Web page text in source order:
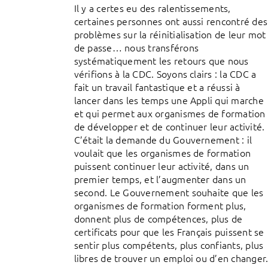
Il y a certes eu des ralentissements,
certaines personnes ont aussi rencontré des
problèmes sur la réinitialisation de leur mot
de passe… nous transférons
systématiquement les retours que nous
vérifions à la CDC. Soyons clairs : la CDC a
fait un travail fantastique et a réussi à
lancer dans les temps une Appli qui marche
et qui permet aux organismes de formation
de développer et de continuer leur activité.
C’était la demande du Gouvernement : il
voulait que les organismes de formation
puissent continuer leur activité, dans un
premier temps, et l’augmenter dans un
second. Le Gouvernement souhaite que les
organismes de formation forment plus,
donnent plus de compétences, plus de
certificats pour que les Français puissent se
sentir plus compétents, plus confiants, plus
libres de trouver un emploi ou d’en changer.